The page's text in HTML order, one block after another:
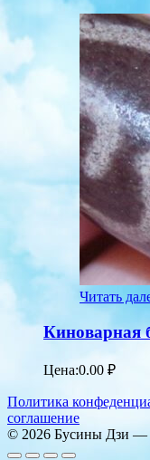
Читать
Киноварная
Цена:0.00 ₽
Политика
соглашение
© 2026 Бусины Дзи —